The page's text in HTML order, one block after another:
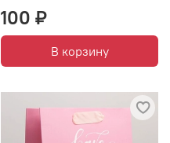
100 ₽
В корзину